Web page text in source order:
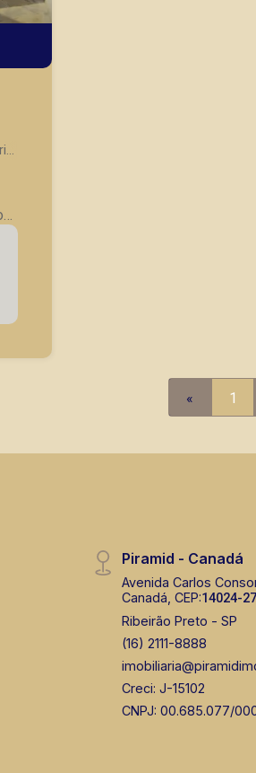
« 1
Piramid - Canadá
Avenida Carlos
Canadá, CEP:14024-
Ribeirão Preto - SP
(16) 2111-8888
Creci: J-15102
CNPJ: 00.685.077/